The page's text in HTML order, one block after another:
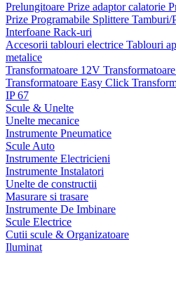
Prelungitoare Prize adaptor calatorie
Prize Programabile Splittere Tamburi/
Interfoane Rack-uri
Accesorii tablouri electrice Tablouri
metalice
Transformatoare 12V
Transformatoare Easy Click
IP 67
Scule & Unelte
Unelte mecanice
Instrumente Pneumatice
Scule Auto
Instrumente Electricieni
Instrumente Instalatori
Unelte de constructii
Masurare si trasare
Instrumente De Imbinare
Scule Electrice
Cutii scule & Organizatoare
Iluminat